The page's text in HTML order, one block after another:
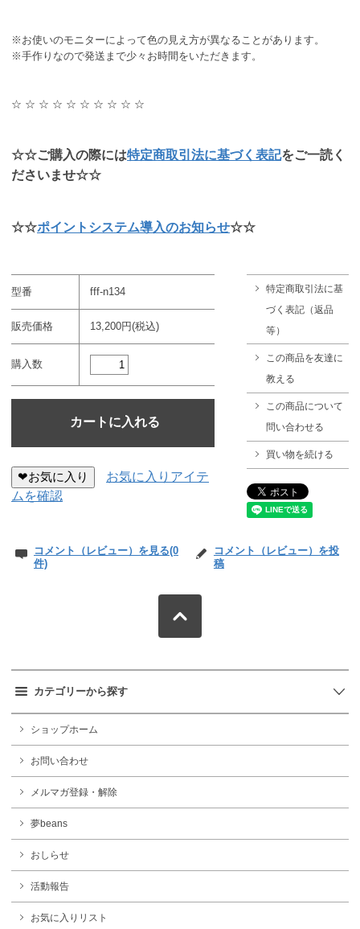
※お使いのモニターによって色の見え方が異なることがあります。
※手作りなので発送まで少々お時間をいただきます。
☆ ☆ ☆ ☆ ☆ ☆ ☆ ☆ ☆ ☆
☆☆ご購入の際には特定商取引法に基づく表記をご一読く
ださいませ☆☆
☆☆ポイントシステム導入のお知らせ☆☆
型番 fff-n134
販売価格 13,200円(税込)
購入数
❤お気に入り
お気に入りアイテ
ムを確認
特定商取引法に基
づく表記（返品
等）
この商品を友達に
教える
この商品について
問い合わせる
買い物を続ける
コメント（レビュー）を見る(0
件)
コメント（レビュー）を投
稿
カテゴリーから探す
ショップホーム
お問い合わせ
メルマガ登録・解除
夢beans
おしらせ
活動報告
お気に入りリスト